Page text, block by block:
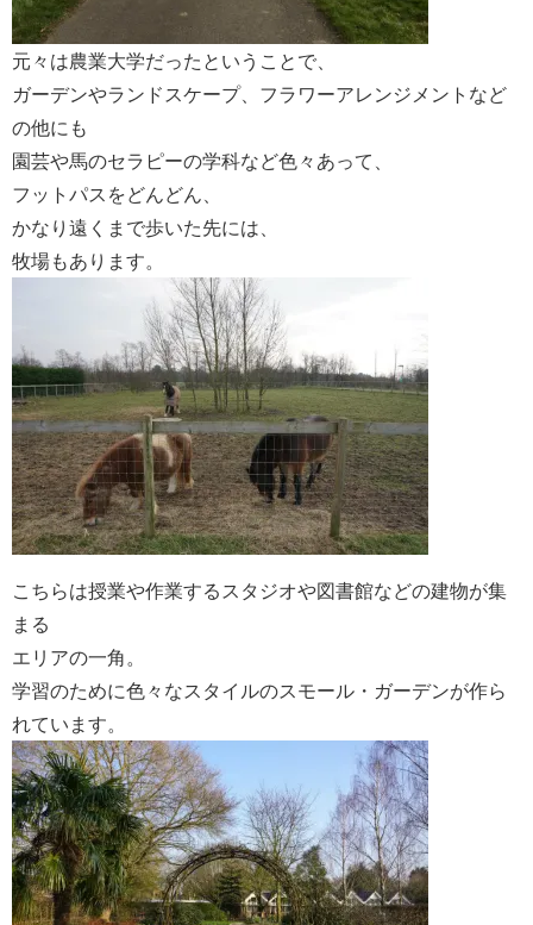
元々は農業大学だったということで、
ガーデンやランドスケープ、フラワーアレンジメントなど
の他にも
園芸や馬のセラピーの学科など色々あって、
フットパスをどんどん、
かなり遠くまで歩いた先には、
牧場もあります。
こちらは授業や作業するスタジオや図書館などの建物が集
まる
エリアの一角。
学習のために色々なスタイルのスモール・ガーデンが作ら
れています。